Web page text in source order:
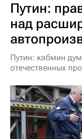
Путин:
над
Путин: кабмин
отечественных